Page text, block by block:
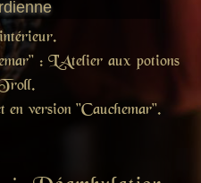
: L'Atelier aux potions
version "Cauchemar".